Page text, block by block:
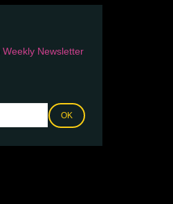
Weekly Newsletter
OK